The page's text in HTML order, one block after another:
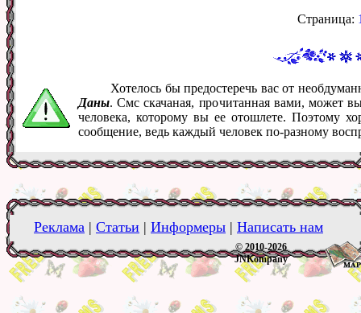
Страница:
Хотелось бы предостеречь вас от
Даны. Смс скачаная, прочитанная вами, может
человека, которому вы ее отошлете. Поэтому
сообщение, ведь каждый человек по-разному
Реклама | Статьи | Информеры | Написать нам
© 2010-2026
JNKompany